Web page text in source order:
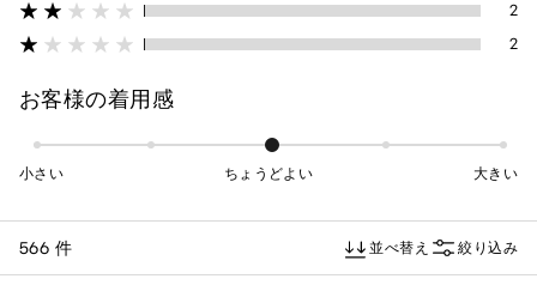
2
2
お客様の着用感
小さい ちょうどよい 大きい
566 件 並べ替え 絞り込み